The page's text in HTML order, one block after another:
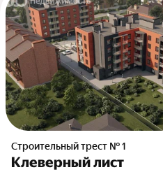
Строительный трест № 1
Клеверный лист